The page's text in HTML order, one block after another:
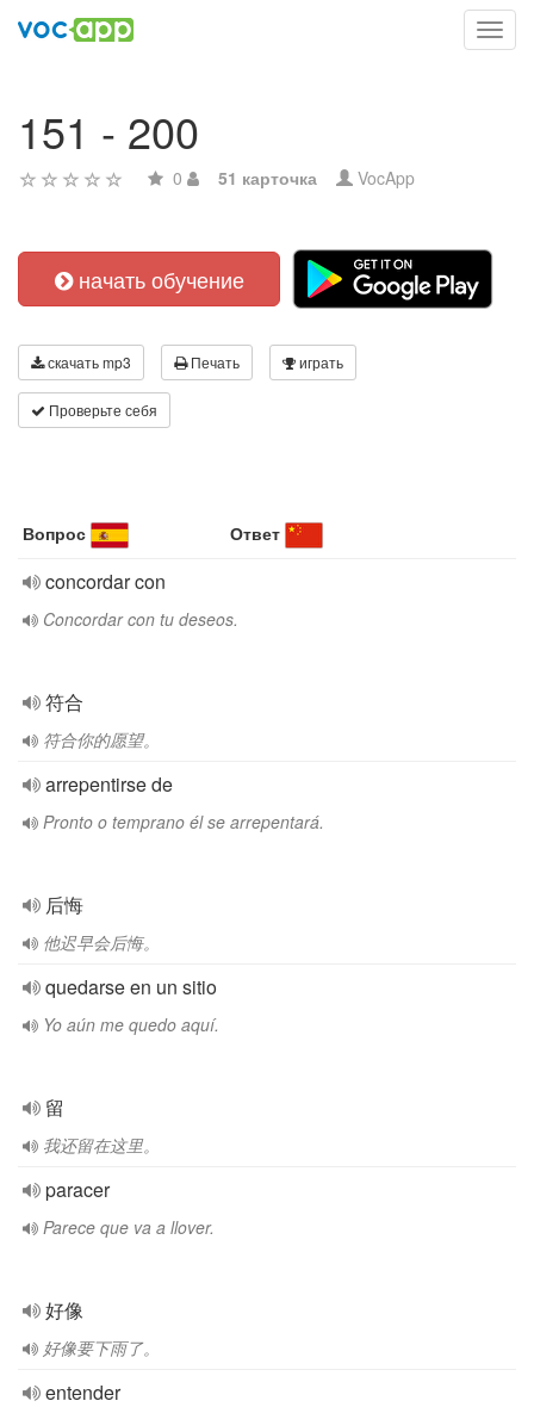
151 - 200
0 51 карточка VocApp
начать обучение
скачать mp3 Печать играть
Проверьте себя
Вопрос Ответ
concordar con
Concordar con tu deseos.
符合
符合你的愿望。
arrepentirse de
Pronto o temprano él se arrepentará.
后悔
他迟早会后悔。
quedarse en un sitio
Yo aún me quedo aquí.
留
我还留在这里。
paracer
Parece que va a llover.
好像
好像要下雨了。
entender